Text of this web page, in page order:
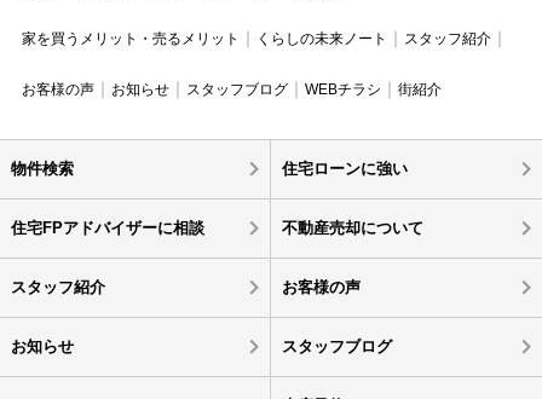
家を買うメリット・売るメリット くらしの未来ノート スタッフ紹介
お客様の声 お知らせ スタッフブログ WEBチラシ 街紹介
物件検索 住宅ローンに強い
住宅FPアドバイザーに相談 不動産売却について
スタッフ紹介 お客様の声
お知らせ スタッフブログ